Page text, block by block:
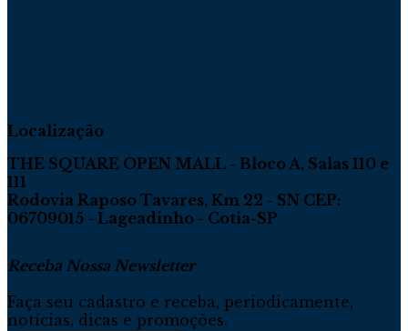
Localização
THE SQUARE OPEN MALL - Bloco A, Salas 110 e
111
Rodovia Raposo Tavares, Km 22 - SN CEP:
06709015 - Lageadinho - Cotia-SP
Receba Nossa Newsletter
Faça seu cadastro e receba, periodicamente,
notícias, dicas e promoções.